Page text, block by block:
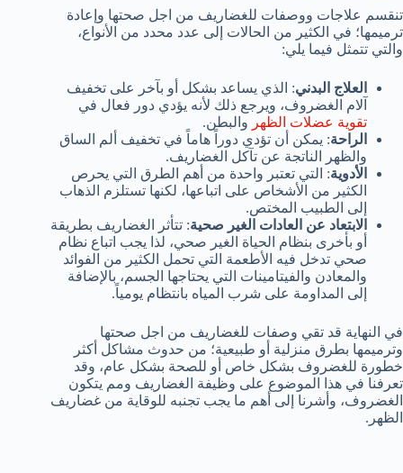
تنقسم علاجات ووصفات للغضاريف من اجل صحتها وإعادة
ترميمها؛ في الكثير من الحالات إلى عدد محدد من الأنواع،
والتي تتمثل فيما يلي:
العلاج البدني: الذي يساعد بشكل أو بآخر على تخفيف
آلام الغضروف، ويرجع ذلك لأنه يؤدي دور فعال في
تقوية عضلات الظهر والبطن.
الراحة: يمكن أن تؤدي دوراً هاماً في تخفيف ألم الساق
والظهر الناتجة عن تآكل الغضاريف.
الأدوية: التي تعتبر واحدة من أهم الطرق التي يحرص
الكثير من الأشخاص على اتباعها، لكنها تستلزم الذهاب
إلى الطبيب المختص.
الابتعاد عن العادات الغير صحية: تتأثر الغضاريف بطريقة
أو بأخرى بنظام الحياة الغير صحي، لذا يجب اتباع نظام
صحي تدخل فيه الأطعمة التي تحمل الكثير من الفوائد
والمعادن والفيتامينات التي يحتاجها الجسم، بالإضافة
إلى المداومة على شرب المياه بانتظام يومياً.
في النهاية قد تقي وصفات للغضاريف من اجل صحتها
وترميمها بطرق منزلية أو طبيعية؛ من حدوث مشاكل أكثر
خطورة للغضروف بشكل خاص أو للصحة بشكل عام، وقد
تعرفنا في هذا الموضوع على وظيفة الغضاريف ومم يتكون
الغضروف، وأشرنا إلى أهم ما يجب تجنبه للوقاية من غضاريف
الظهر.